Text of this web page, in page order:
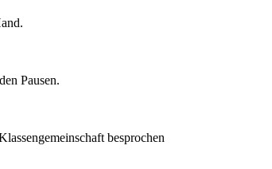
Pausen.
besprochen